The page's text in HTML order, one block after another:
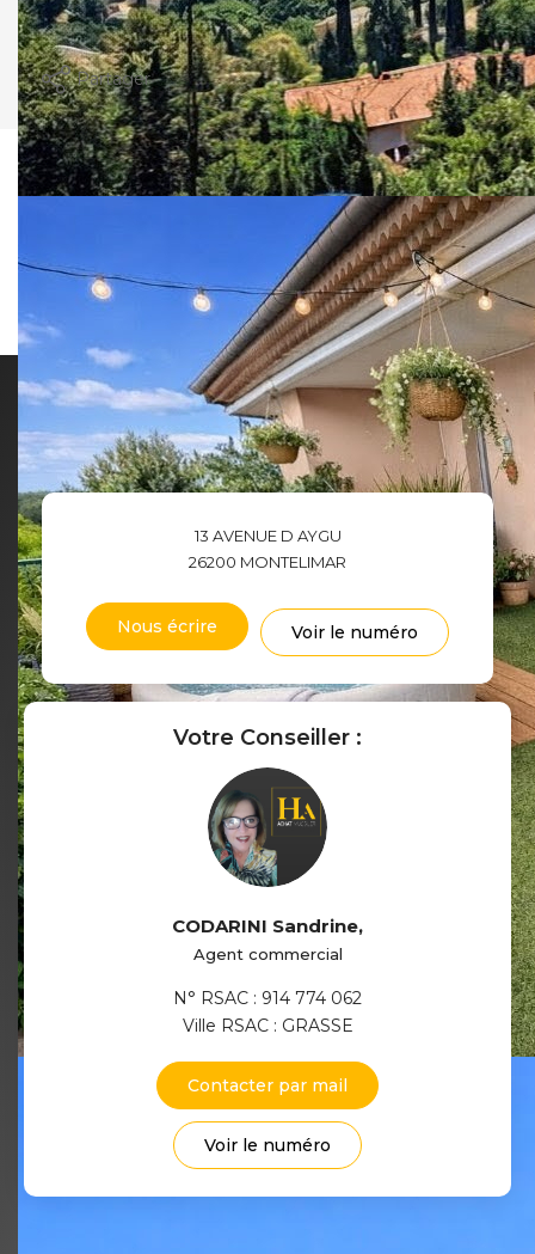
Comparer ce
bien
Imprimer
Partager Calculer mon budget
Ce bien est soumis à un diagnostic ERP
(État des Risques et Pollutions). Pour en
savoir plus, rendez-vous sur
https://www.georisques.gouv.fr/
Caractéristiques détaillées
13 AVENUE D AYGU
26200 MONTELIMAR
Nous écrire Voir le numéro
Votre Conseiller :
CODARINI Sandrine,
Agent commercial
N° RSAC : 914 774 062
Ville RSAC : GRASSE
Contacter par mail
Voir le numéro